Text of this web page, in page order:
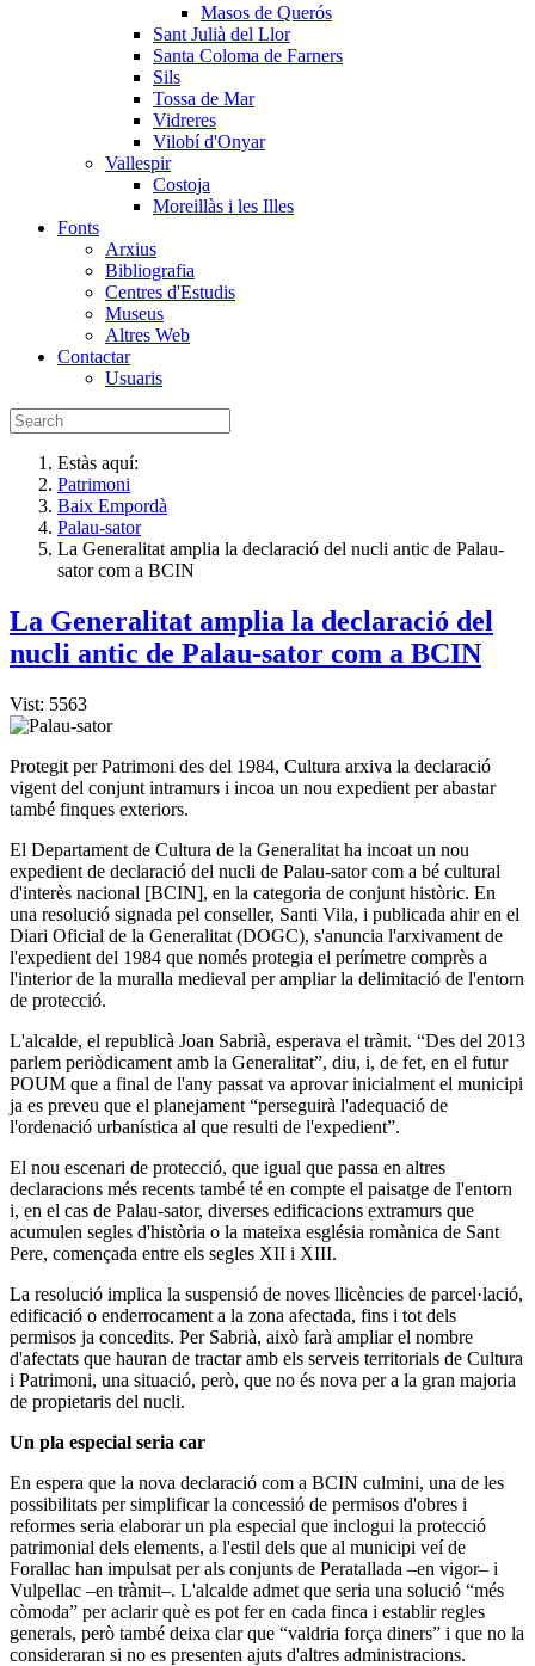
Masos de Querós
Sant Julià del Llor
Santa Coloma de Farners
Sils
Tossa de Mar
Vidreres
Vilobí d'Onyar
Vallespir
Costoja
Moreillàs i les Illes
Fonts
Arxius
Bibliografia
Centres d'Estudis
Museus
Altres Web
Contactar
Usuaris
Estàs aquí:
Patrimoni
Baix Empordà
Palau-sator
La Generalitat amplia la declaració del nucli antic de Palau-
sator com a BCIN
La Generalitat amplia la declaració del
nucli antic de Palau-sator com a BCIN
Vist: 5563
Protegit per Patrimoni des del 1984, Cultura arxiva la declaració
vigent del conjunt intramurs i incoa un nou expedient per abastar
també finques exteriors.
El Departament de Cultura de la Generalitat ha incoat un nou
expedient de declaració del nucli de Palau-sator com a bé cultural
d'interès nacional [BCIN], en la categoria de conjunt històric. En
una resolució signada pel conseller, Santi Vila, i publicada ahir en el
Diari Oficial de la Generalitat (DOGC), s'anuncia l'arxivament de
l'expedient del 1984 que només protegia el perímetre comprès a
l'interior de la muralla medieval per ampliar la delimitació de l'entorn
de protecció.
L'alcalde, el republicà Joan Sabrià, esperava el tràmit. “Des del 2013
parlem periòdicament amb la Generalitat”, diu, i, de fet, en el futur
POUM que a final de l'any passat va aprovar inicialment el municipi
ja es preveu que el planejament “perseguirà l'adequació de
l'ordenació urbanística al que resulti de l'expedient”.
El nou escenari de protecció, que igual que passa en altres
declaracions més recents també té en compte el paisatge de l'entorn
i, en el cas de Palau-sator, diverses edificacions extramurs que
acumulen segles d'història o la mateixa església romànica de Sant
Pere, començada entre els segles XII i XIII.
La resolució implica la suspensió de noves llicències de parcel·lació,
edificació o enderrocament a la zona afectada, fins i tot dels
permisos ja concedits. Per Sabrià, això farà ampliar el nombre
d'afectats que hauran de tractar amb els serveis territorials de Cultura
i Patrimoni, una situació, però, que no és nova per a la gran majoria
de propietaris del nucli.
Un pla especial seria car
En espera que la nova declaració com a BCIN culmini, una de les
possibilitats per simplificar la concessió de permisos d'obres i
reformes seria elaborar un pla especial que inclogui la protecció
patrimonial dels elements, a l'estil dels que al municipi veí de
Forallac han impulsat per als conjunts de Peratallada –en vigor– i
Vulpellac –en tràmit–. L'alcalde admet que seria una solució “més
còmoda” per aclarir què es pot fer en cada finca i establir regles
generals, però també deixa clar que “valdria força diners” i que no la
consideraran si no es presenten ajuts d'altres administracions.